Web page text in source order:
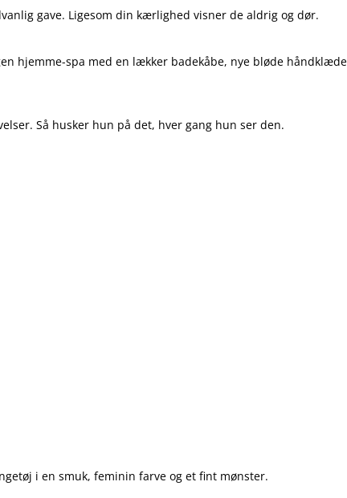
gave. Ligesom din kærlighed visner de aldrig og dør.
hjemme-spa med en lækker badekåbe, nye bløde
Så husker hun på det, hver gang hun ser den.
i en smuk, feminin farve og et fint mønster.